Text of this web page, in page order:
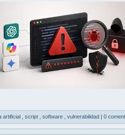
artificial script software vulnerabilidad | 0